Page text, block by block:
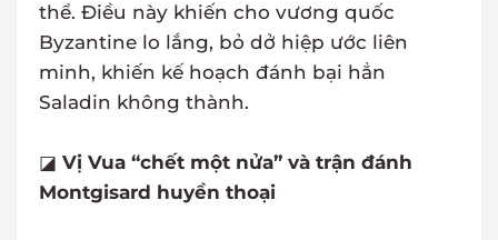
thể. Điều này khiến cho vương quốc
Byzantine lo lắng, bỏ dở hiệp ước liên
minh, khiến kế hoạch đánh bại hẳn
Saladin không thành.
◪ Vị Vua “chết một nửa” và trận đánh
Montgisard huyền thoại